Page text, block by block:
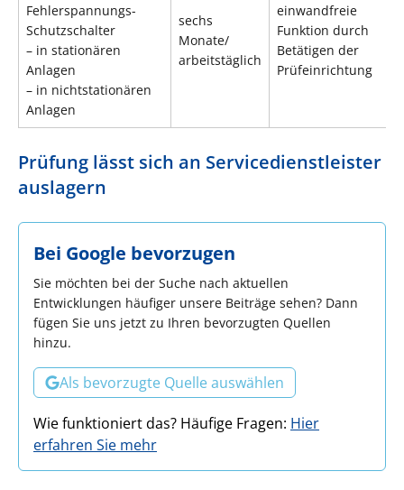
Fehlerspannungs-
Schutzschalter
– in stationären
Anlagen
– in nichtstationären
Anlagen
sechs
Monate/
arbeitstäglich
einwandfreie
Funktion durch
Betätigen der
Prüfeinrichtung
Prüfung lässt sich an Servicedienstleister
auslagern
Bei Google bevorzugen
Sie möchten bei der Suche nach aktuellen
Entwicklungen häufiger unsere Beiträge sehen? Dann
fügen Sie uns jetzt zu Ihren bevorzugten Quellen
hinzu.
Als bevorzugte Quelle auswählen
Wie funktioniert das? Häufige Fragen: Hier
erfahren Sie mehr